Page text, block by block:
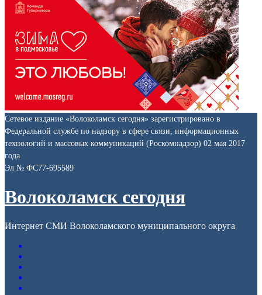
Сетевое издание «Волоколамск сегодня» зарегистрировано в
Федеральной службе по надзору в сфере связи, информационных
технологий и массовых коммуникаций (Роскомнадзор) 02 мая 2017
года
Эл № ФС77-695589
Волоколамск сегодня
Интернет СМИ Волоколамского муниципального округа